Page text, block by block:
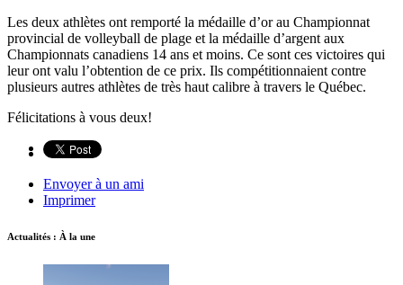
Les deux athlètes ont remporté la médaille d’or au Championnat
provincial de volleyball de plage et la médaille d’argent aux
Championnats canadiens 14 ans et moins. Ce sont ces victoires qui
leur ont valu l’obtention de ce prix. Ils compétitionnaient contre
plusieurs autres athlètes de très haut calibre à travers le Québec.
Félicitations à vous deux!
Envoyer à un ami
Imprimer
Actualités : À la une